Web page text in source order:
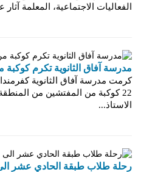
الفعاليات الاجتماعية، المعلمة آثار عودة
مدرسة آفاق الثانوية تكرم
22 كوكبة من المفتشين من
الاستاذ...
رحلة طلاب طبقة الحادي عشر